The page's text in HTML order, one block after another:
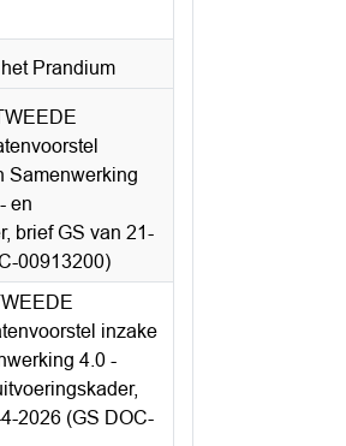
Prandium
Samenwerking
en
brief GS van 21-
00913200)
inzake
4.0 -
2026 (GS DOC-